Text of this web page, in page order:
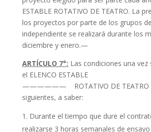
ESTABLE ROTATIVO DE TEATRO. La
los proyectos por parte de los grupos
independiente se realizará durante los
diciembre y enero.—
ARTÍCULO 7°: Las condiciones una vez
el ELENCO ESTABLE
—————— ROTATIVO DE TEATRO
siguientes, a saber:
Durante el tiempo que dure el
realizarse 3 horas semanales de